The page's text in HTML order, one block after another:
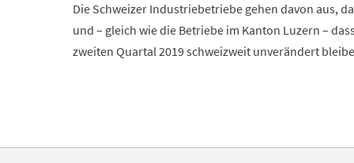
Die Schweizer Industriebetriebe gehen davon aus,
und – gleich wie die Betriebe im Kanton Luzern –
zweiten Quartal 2019 schweizweit unverändert